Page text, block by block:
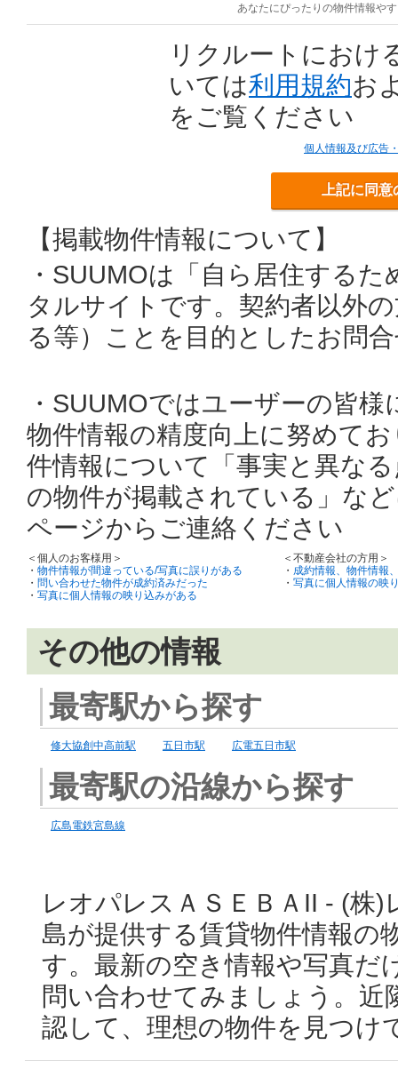
あなたにぴったりの物件情報や
リクルートにおけ
いては利用規約お
をご覧ください
個人情報及び広告
上記に同
【掲載物件情報について】
・SUUMOは「自ら居住する
タルサイトです。契約者以外
る等）ことを目的としたお問
・SUUMOではユーザーの皆
物件情報の精度向上に努めて
件情報について「事実と異な
の物件が掲載されている」な
ページからご連絡ください
＜個人のお客様用＞
・ 物件情報が間違っている/写真に誤りがある
・ 問い合わせた物件が成約済みだった
・ 写真に個人情報の映り込みがある
＜不動産会社の方用＞
・ 成約情報、物件情報
・ 写真に個人情報の映
その他の情報
最寄駅から探す
修大協創中高前駅 五日市駅 広電五日市駅
最寄駅の沿線から探す
広島電鉄宮島線
レオパレスＡＳＥＢＡII - (株
島が提供する賃貸物件情報の
す。最新の空き情報や写真だ
問い合わせてみましょう。
認して、理想の物件を見つけ